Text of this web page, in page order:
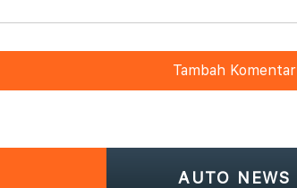
Tambah Komentar
AUTO NEWS